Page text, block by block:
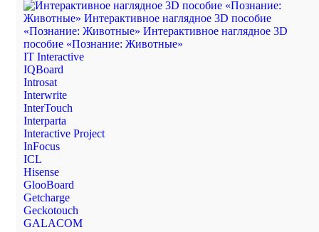
IT Interactive
IQBoard
Introsat
Interwrite
InterTouch
Interparta
Interactive Project
InFocus
ICL
Hisense
GlooBoard
Getcharge
Geckotouch
GALACOM